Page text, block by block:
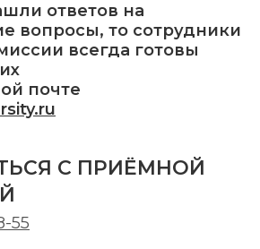
ответов на
вопросы, то сотрудники
всегда готовы
почте
С ПРИЁМНОЙ
55